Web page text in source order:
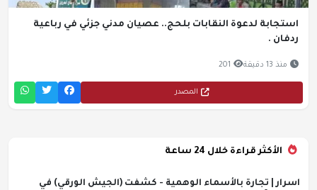
استجابة لدعوة النقابات بلحج.. عصيان مدني جزئي في رباعية
ردفان .
منذ 13 دقيقة 201
المصدر
الأكثر قراءة خلال 24 ساعة
اسرار | تجارة بالأسماء الوهمية - كشفت (الجيش الورقي) في